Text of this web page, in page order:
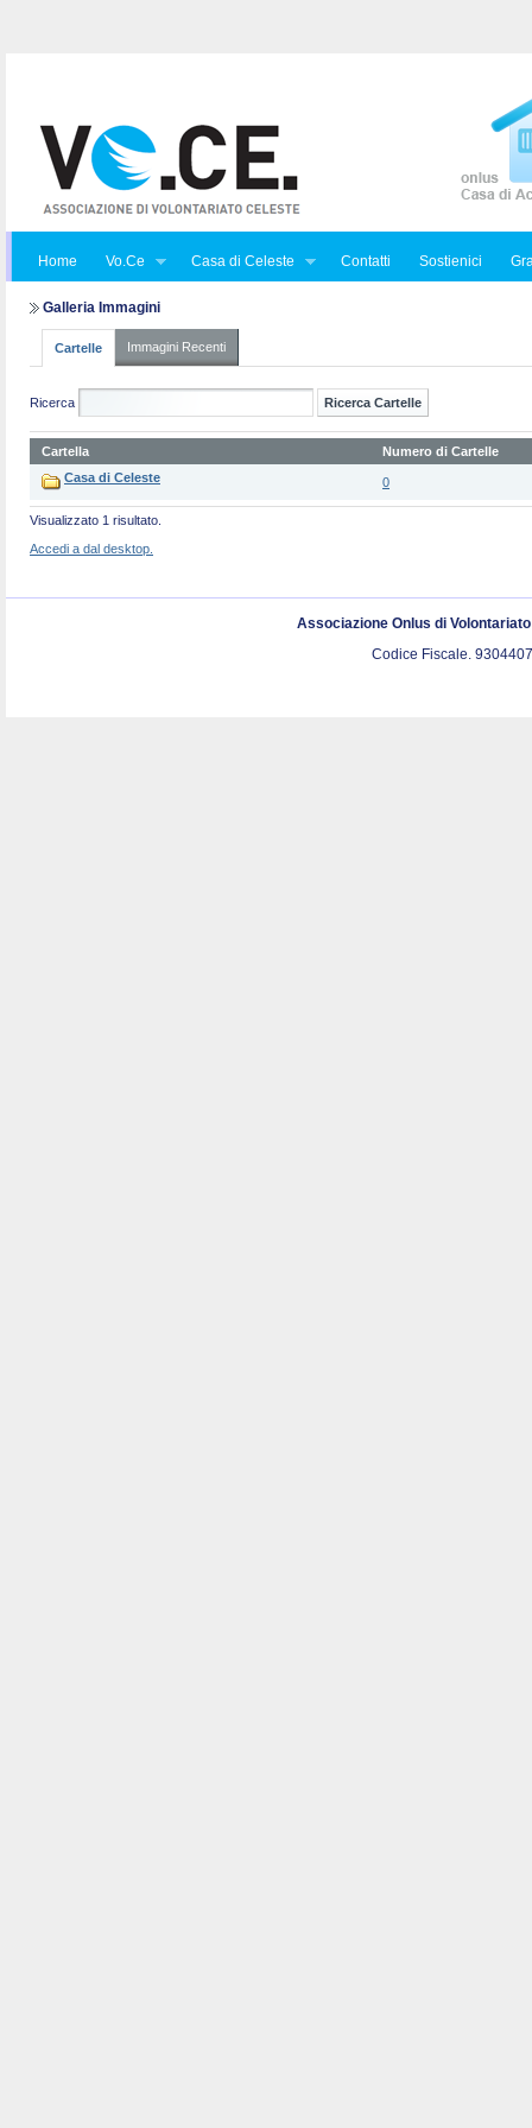
Home Vo.Ce Casa di Celeste Contatti Sostienici
Galleria Immagini
Cartelle Immagini Recenti
Ricerca
Cartella
Numero di Cartelle
Casa di Celeste
0
Visualizzato 1 risultato.
Accedi a dal desktop.
Associazione Onlus di
Codice Fiscale.